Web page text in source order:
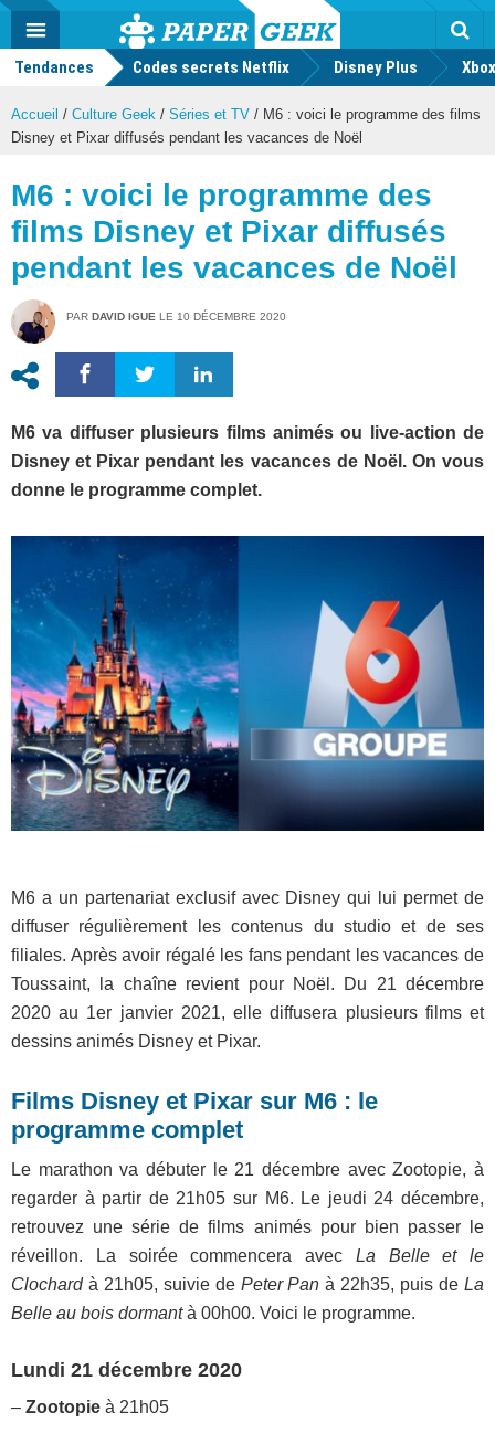
Actu
geek
MENU
Tendances Codes secrets Netflix Disney Plus
Accueil / Culture Geek / Séries et TV / M6 : voici le programme des films
Disney et Pixar diffusés pendant les vacances de Noël
M6 : voici le programme des
films Disney et Pixar diffusés
pendant les vacances de Noël
PAR DAVID IGUE LE 10 DÉCEMBRE 2020
M6 va diffuser plusieurs films animés ou live-action de
Disney et Pixar pendant les vacances de Noël. On vous
donne le programme complet.
M6 a un partenariat exclusif avec Disney qui lui permet de
diffuser régulièrement les contenus du studio et de ses
filiales. Après avoir régalé les fans pendant les vacances de
Toussaint, la chaîne revient pour Noël. Du 21 décembre
2020 au 1er janvier 2021, elle diffusera plusieurs films et
dessins animés Disney et Pixar.
Films Disney et Pixar sur M6 : le
programme complet
Le marathon va débuter le 21 décembre avec Zootopie, à
regarder à partir de 21h05 sur M6. Le jeudi 24 décembre,
retrouvez une série de films animés pour bien passer le
réveillon. La soirée commencera avec La Belle et le
Clochardà 21h05, suivie de Peter Panà 22h35, puis deLa
Belle au bois dormantà 00h00. Voici le programme.
Lundi 21 décembre 2020
– Zootopie à 21h05
Mode
FacebookTwitter Youtube